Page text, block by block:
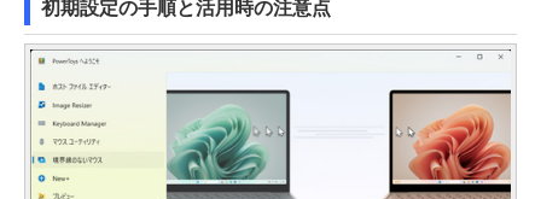
初期設定の手順と活用時の注意点